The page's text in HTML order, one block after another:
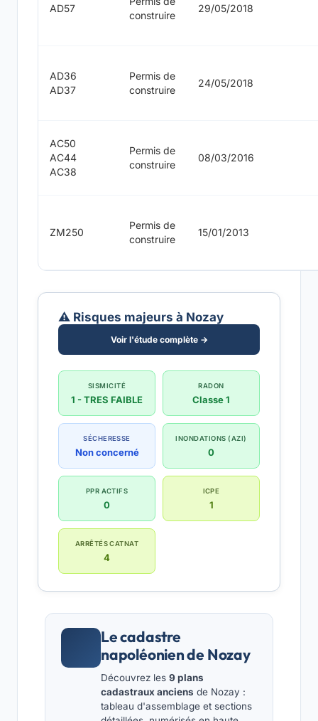
AD57
construire
29/05/2018
AD36
AD37
Permis de
construire
24/05/2018
AC50
AC44
AC38
Permis de
construire
08/03/2016
ZM250
Permis de
construire
15/01/2013
⚠️ Risques majeurs à Nozay
Voir l'étude complète →
SISMICITÉ
1 - TRES FAIBLE
RADON
Classe 1
SÉCHERESSE
Non concerné
INONDATIONS (AZI)
0
PPR ACTIFS
0
ICPE
1
ARRÊTÉS CATNAT
4
Le cadastre
napoléonien de Nozay
Découvrez les 9 plans
cadastraux anciens de Nozay :
tableau d'assemblage et sections